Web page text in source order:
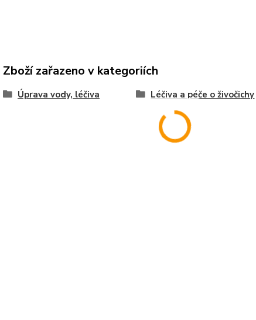
Zboží zařazeno v kategoriích
Úprava vody, léčiva Léčiva a péče o živočichy